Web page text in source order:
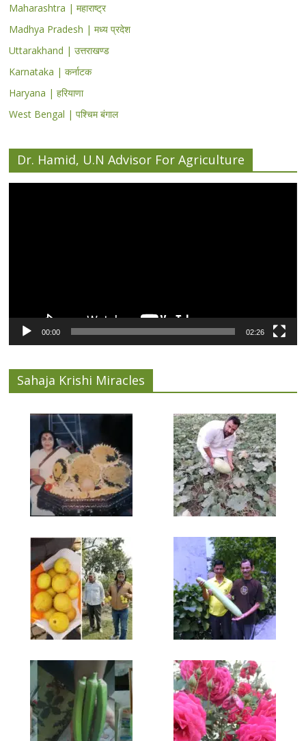
Maharashtra | महाराष्ट्र
Madhya Pradesh | मध्य प्रदेश
Uttarakhand | उत्तराखण्ड
Karnataka | कर्नाटक
Haryana | हरियाणा
West Bengal | पश्चिम बंगाल
Dr. Hamid, U.N Advisor For Agriculture
00:00 02:26
Sahaja Krishi Miracles